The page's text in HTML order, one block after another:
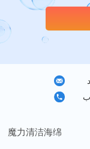
魔力清洁海绵